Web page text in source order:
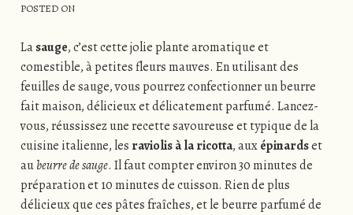
POSTED ON
Lasauge, c’est cette jolie plante aromatique et
comestible, à petites fleurs mauves. En utilisant des
feuilles de sauge, vous pourrez confectionner un beurre
fait maison, délicieux et délicatement parfumé. Lancez-
vous, réussissez une recette savoureuse et typique de la
cuisine italienne, les raviolis à la ricotta, auxépinardset
aubeurre de sauge. Il faut compter environ 30 minutes de
préparation et 10 minutes de cuisson. Rien de plus
délicieux que ces pâtes fraîches, et le beurre parfumé de